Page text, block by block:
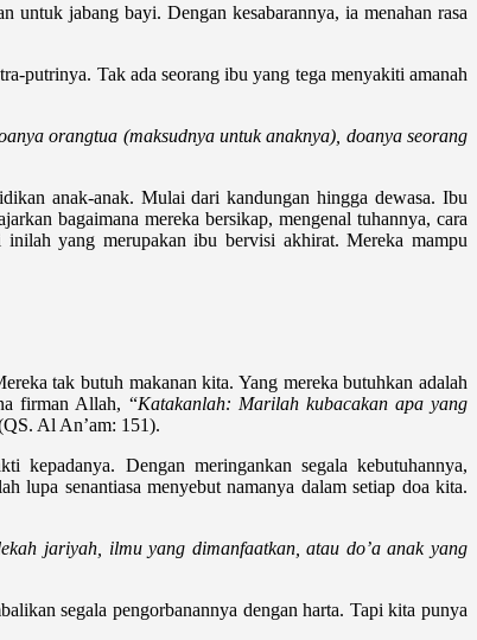
untuk jabang bayi. Dengan kesabarannya, ia menahan rasa
putrinya. Tak ada seorang ibu yang tega menyakiti amanah
orangtua (maksudnya untuk anaknya), doanya seorang
anak-anak. Mulai dari kandungan hingga dewasa. Ibu
bagaimana mereka bersikap, mengenal tuhannya, cara
inilah yang merupakan ibu bervisi akhirat. Mereka mampu
tak butuh makanan kita. Yang mereka butuhkan adalah
firman Allah, “Katakanlah: Marilah kubacakan apa yang
Al An’am: 151).
Dengan meringankan segala kebutuhannya,
lupa senantiasa menyebut namanya dalam setiap doa kita.
jariyah, ilmu yang dimanfaatkan, atau do’a anak yang
segala pengorbanannya dengan harta. Tapi kita punya